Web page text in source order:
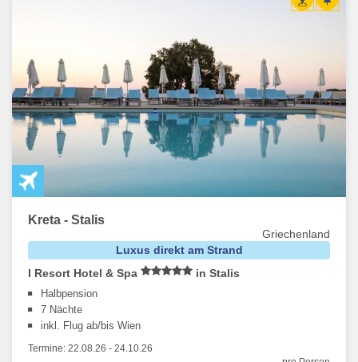
Kreta - Stalis
Griechenland
Luxus direkt am Strand
I Resort Hotel & Spa
in Stalis
Halbpension
7 Nächte
inkl. Flug ab/bis Wien
Termine: 22.08.26 - 24.10.26